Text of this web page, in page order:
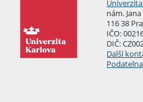
nám.
116 38
IČO:
DIČ:
Další
Podatelna